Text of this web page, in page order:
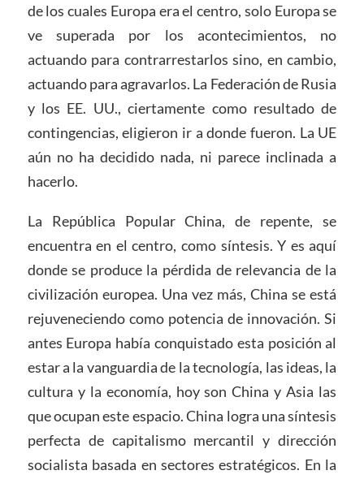
de los cuales Europa era el centro, solo Europa se
ve superada por los acontecimientos, no
actuando para contrarrestarlos sino, en cambio,
actuando para agravarlos. La Federación de Rusia
y los EE. UU., ciertamente como resultado de
contingencias, eligieron ir a donde fueron. La UE
aún no ha decidido nada, ni parece inclinada a
hacerlo.
La República Popular China, de repente, se
encuentra en el centro, como síntesis. Y es aquí
donde se produce la pérdida de relevancia de la
civilización europea. Una vez más, China se está
rejuveneciendo como potencia de innovación. Si
antes Europa había conquistado esta posición al
estar a la vanguardia de la tecnología, las ideas, la
cultura y la economía, hoy son China y Asia las
que ocupan este espacio. China logra una síntesis
perfecta de capitalismo mercantil y dirección
socialista basada en sectores estratégicos. En la